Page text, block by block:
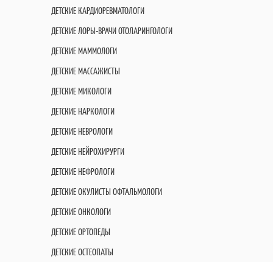
ДЕТСКИЕ КАРДИОРЕВМАТОЛОГИ
ДЕТСКИЕ ЛОРЫ-ВРАЧИ ОТОЛАРИНГОЛОГИ
ДЕТСКИЕ МАММОЛОГИ
ДЕТСКИЕ МАССАЖИСТЫ
ДЕТСКИЕ МИКОЛОГИ
ДЕТСКИЕ НАРКОЛОГИ
ДЕТСКИЕ НЕВРОЛОГИ
ДЕТСКИЕ НЕЙРОХИРУРГИ
ДЕТСКИЕ НЕФРОЛОГИ
ДЕТСКИЕ ОКУЛИСТЫ ОФТАЛЬМОЛОГИ
ДЕТСКИЕ ОНКОЛОГИ
ДЕТСКИЕ ОРТОПЕДЫ
ДЕТСКИЕ ОСТЕОПАТЫ